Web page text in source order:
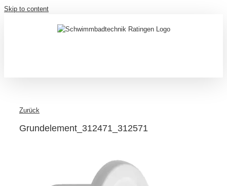
Skip to content
Zurück
Grundelement_312471_312571